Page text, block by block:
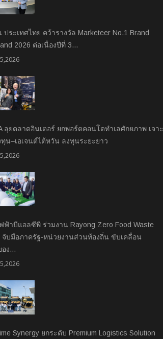
ประเทศไทย คว้ารางวัล Marketeer No.1 Brand
2026 ต่อเนื่องปีที่ 3…
ลุยตลาดอินเตอร์ ยกพอร์ตคอนโดทำเลศักยภาพ เจาะ
น–เอเจนต์ไต้หวัน ลงทุนระยะยาว
ฟ้าบีแอลซีพี ร่วมงาน Rayong Zero Food Waste
จับมือภาครัฐ-หน่วยงานส่วนท้องถิ่น ขับเคลื่อน
อง…
Synergy ยกระดับ Premium Logistics Solution